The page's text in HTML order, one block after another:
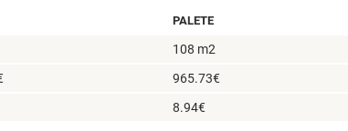
PALETE
108 m2
965.73€
8.94€